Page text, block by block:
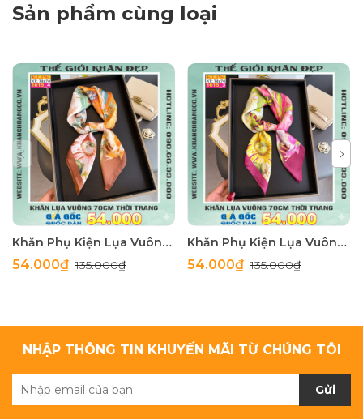
Sản phẩm cùng loại
Khăn Phụ Kiện Lụa Vuông 70cm - Thế Giới Khăn Đẹp C1062_4
54.000₫135.000₫
Khăn Phụ Kiện Lụa Vuông 70cm - Thế Giới Khăn Đẹp C1062_3
54.000₫135.000₫
NHẬP THÔNG TIN KHUYẾN MÃI TỪ CHÚNG TÔI
Gửi